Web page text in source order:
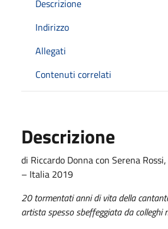
Descrizione
Indirizzo
Allegati
Contenuti correlati
Descrizione
di Riccardo Donna con Serena
– Italia 2019
20 tormentati anni di vita della
artista spesso sbeffeggiata da colleghi